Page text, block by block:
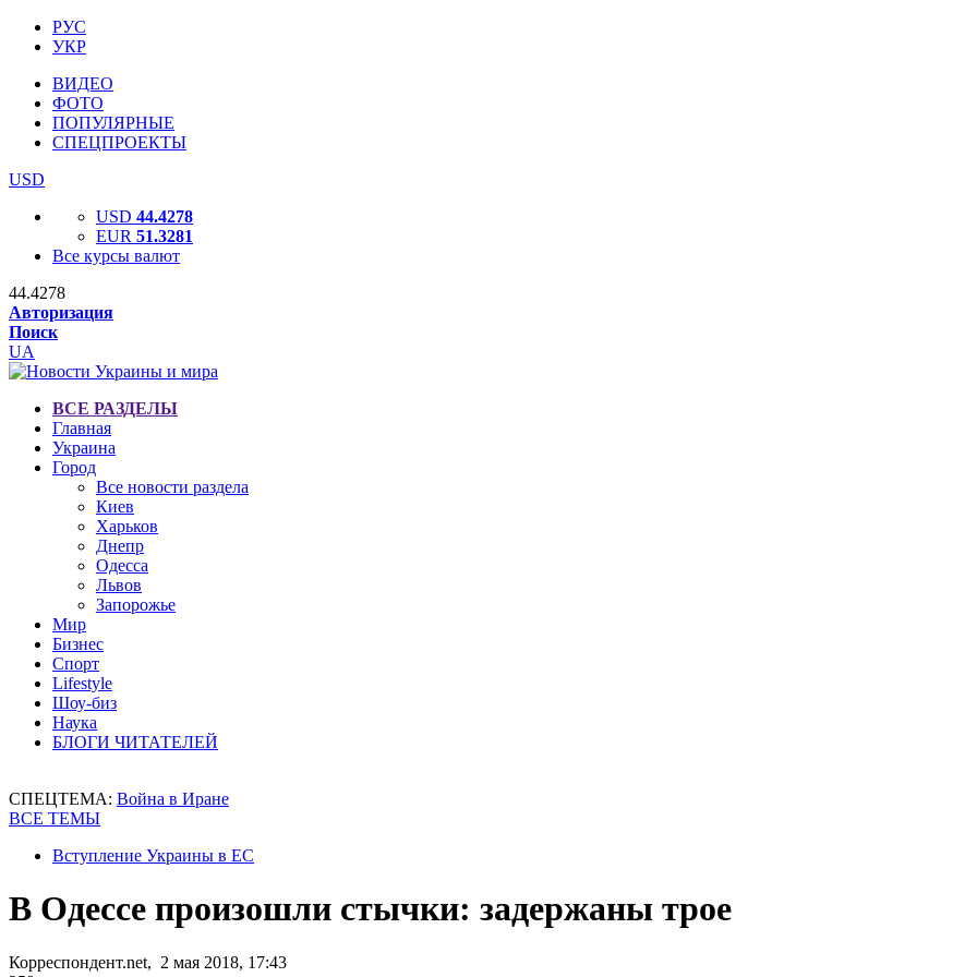
РУС
УКР
ВИДЕО
ФОТО
ПОПУЛЯРНЫЕ
СПЕЦПРОЕКТЫ
USD
USD 44.4278
EUR 51.3281
Все курсы валют
44.4278
Авторизация
Поиск
UA
ВСЕ РАЗДЕЛЫ
Главная
Украина
Город
Все новости раздела
Киев
Харьков
Днепр
Одесса
Львов
Запорожье
Мир
Бизнес
Спорт
Lifestyle
Шоу-биз
Наука
БЛОГИ ЧИТАТЕЛЕЙ
СПЕЦТЕМА: Война в Иране
ВСЕ ТЕМЫ
Вступление Украины в ЕС
В Одессе произошли стычки: задержаны трое
Корреспондент.net, 2 мая 2018, 17:43